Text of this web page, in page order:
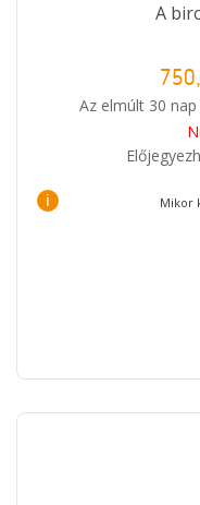
A
Az elmúlt 30
i Mikor